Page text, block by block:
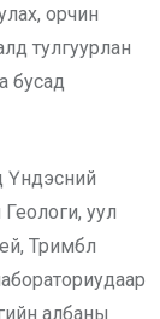
орчин
тулгуурлан
бусад
Үндэсний
уул
Тримбл
албаны